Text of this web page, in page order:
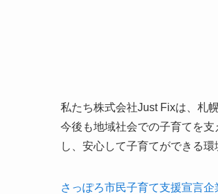
私たち株式会社Just Fixは、札
今後も地域社会での子育てを
し、安心して子育てができる環
さっぽろ市民子育て支援宣言企